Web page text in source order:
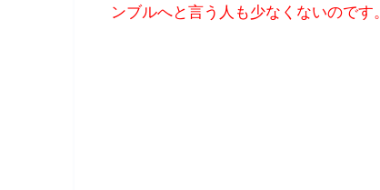
ンブルへと言う人も少なくないのです。